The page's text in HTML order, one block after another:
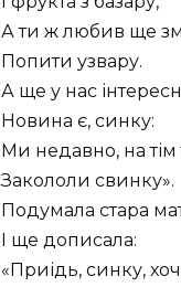
А ти ж любив ще
Попити узвару.
А ще у нас
Новина є, синку:
Ми недавно, на тім
Закололи свинку».
Подумала стара
І ще дописала:
«Приідь, синку,